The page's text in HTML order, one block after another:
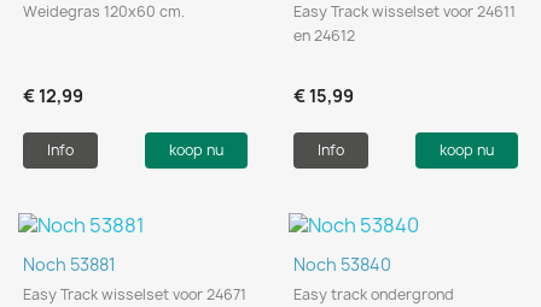
Weidegras 120x60 cm.
€ 12,99
Info koop nu
Easy Track wisselset voor 24611
en 24612
€ 15,99
Info koop nu
Noch 53881
Easy Track wisselset voor 24671
Noch 53840
Easy track ondergrond